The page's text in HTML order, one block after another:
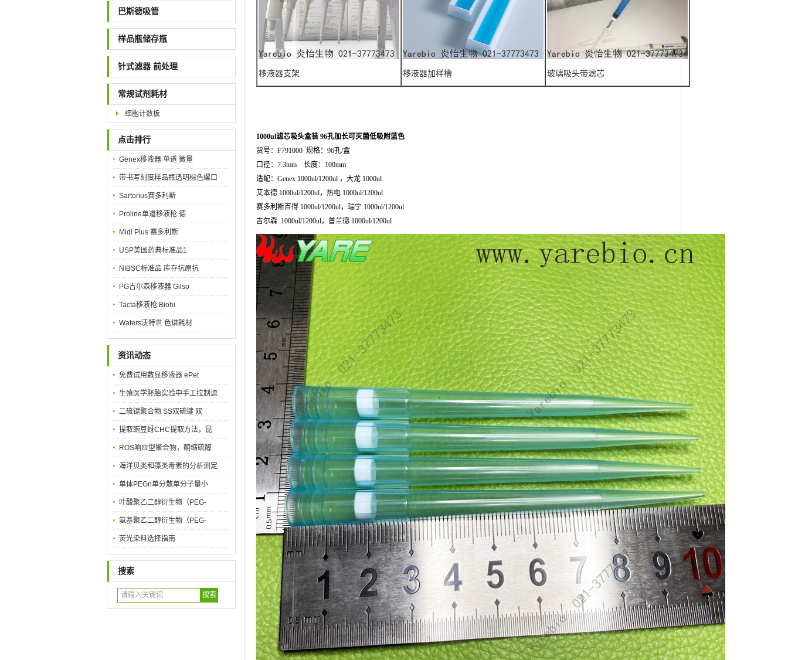
巴斯德吸管
样品瓶储存瓶
针式滤器 前处理
常规试剂耗材
细胞计数板
点击排行
Genex移液器 单道 微量
带书写刻度样品瓶透明棕色螺口
Sartorius赛多利斯
Proline单道移液枪 德
Midi Plus 赛多利斯
USP美国药典标准品1
NIBSC标准品 库存抗原抗
PG吉尔森移液器 Gilso
Tacta移液枪 Biohi
Waters沃特世 色谱耗材
资讯动态
免费试用数显移液器 ePet
生殖医学胚胎实验中手工拉制滤
二硫键聚合物 SS双硫键 双
提取豌豆蚜CHC提取方法，昆
ROS响应型聚合物，酮缩硫醇
海洋贝类和藻类毒素的分析测定
单体PEGn单分散单分子量小
叶酸聚乙二醇衍生物（PEG-
氨基聚乙二醇衍生物（PEG-
荧光染料选择指南
搜索
移液器支架 移液器加样槽 玻璃吸头带滤芯
1000ul滤芯吸头盒装 96孔加长可灭菌低吸附蓝色
货号：F791000 规格：96孔/盒
口径：7.3mm 长度：100mm
适配：Genex 1000ul/1200ul ，大龙 1000ul
艾本德 1000ul/1200ul，热电 1000ul/1200ul
赛多利斯百得 1000ul/1200ul，瑞宁 1000ul/1200ul
吉尔森 1000ul/1200ul，普兰德 1000ul/1200ul